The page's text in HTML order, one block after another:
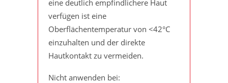
eine deutlich empfindlichere Haut
verfügen ist eine
Oberflächentemperatur von <42°C
einzuhalten und der direkte
Hautkontakt zu vermeiden.
Nicht anwenden bei: